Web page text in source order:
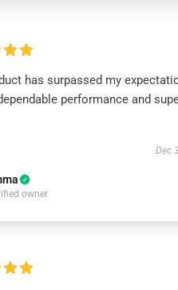
has surpassed my
performance and
Dec
owner